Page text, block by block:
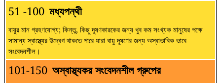
51 -100 মধ্যপন্থী
বায়ুর মান গ্রহণযোগ্য; কিন্তু, কিছু দূষণকারকের জন্য খুব কম সংখ্যক মানুষের পক্ষে
সামান্য স্বাস্থ্যের উদ্বেগ থাকতে পারে যারা বায়ু দূষণের জন্য অস্বাভাবিক ভাবে
সংবেদনশীল।
101-150 অস্বাস্থ্যকর সংবেদনশীল গ্রুপের